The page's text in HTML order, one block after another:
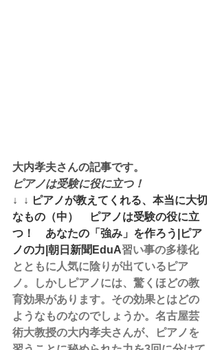
大内孝夫さんの記事です。
ピアノは受験に役に立つ！
↓  ↓ ピアノが教えてくれる、本当に大切
なもの（中）　ピアノは受験の役に立
つ！　あなたの「強み」を作ろう|ピア
ノの力|朝日新聞EduA習い事の多様化
とともに人気に陰りが出ているピア
ノ。しかしピアノには、驚くほどの教
育効果があります。その効果とはどの
ようなものなのでしょうか。名古屋芸
術大教授の大内孝夫さんが、ピアノを